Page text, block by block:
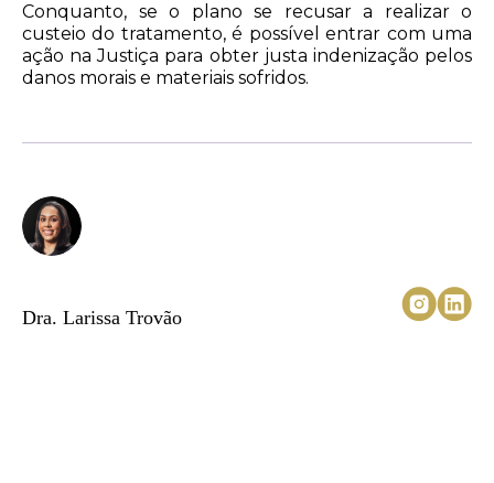
Conquanto, se o plano se recusar a realizar o
custeio do tratamento, é possível entrar com uma
ação na Justiça para obter justa indenização pelos
danos morais e materiais sofridos.
Dra. Larissa Trovão